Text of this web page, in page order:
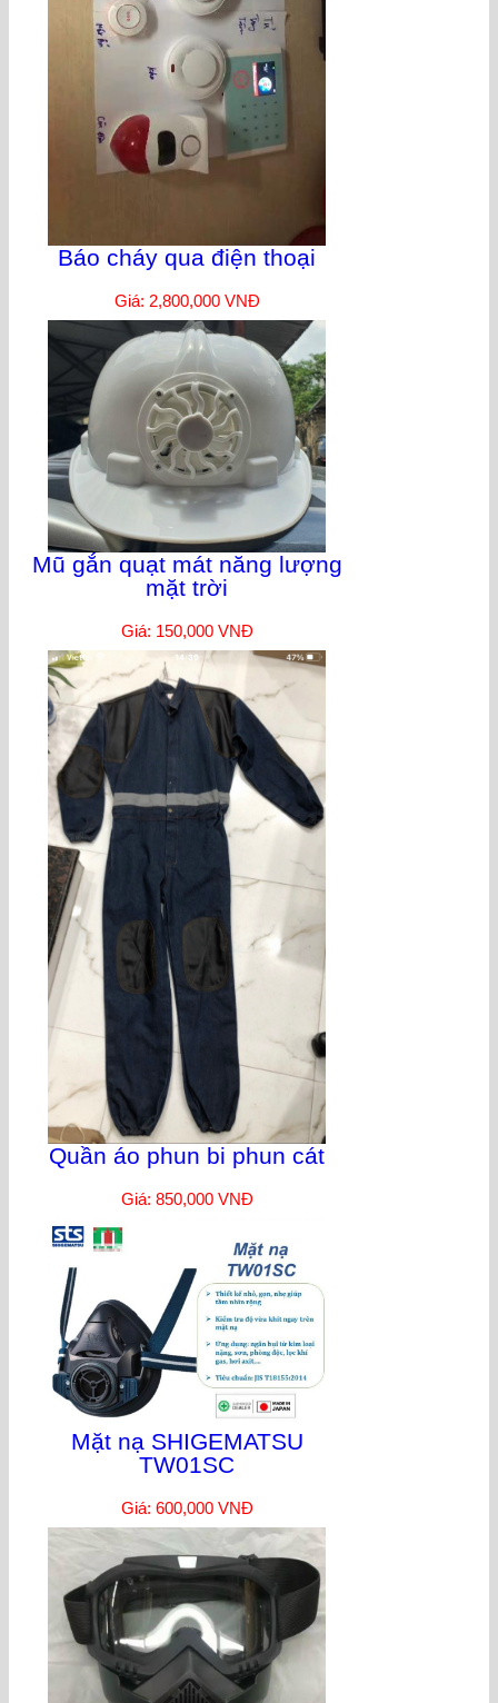
Báo cháy qua điện thoại
Giá: 2,800,000 VNĐ
Mũ gắn quạt mát năng lượng
mặt trời
Giá: 150,000 VNĐ
Quần áo phun bi phun cát
Giá: 850,000 VNĐ
Mặt nạ SHIGEMATSU
TW01SC
Giá: 600,000 VNĐ